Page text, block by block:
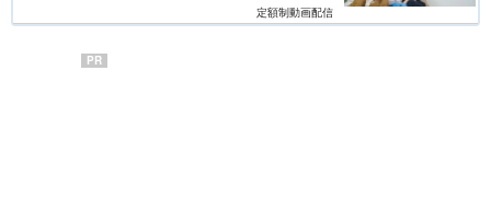
定額制動画配信
PR